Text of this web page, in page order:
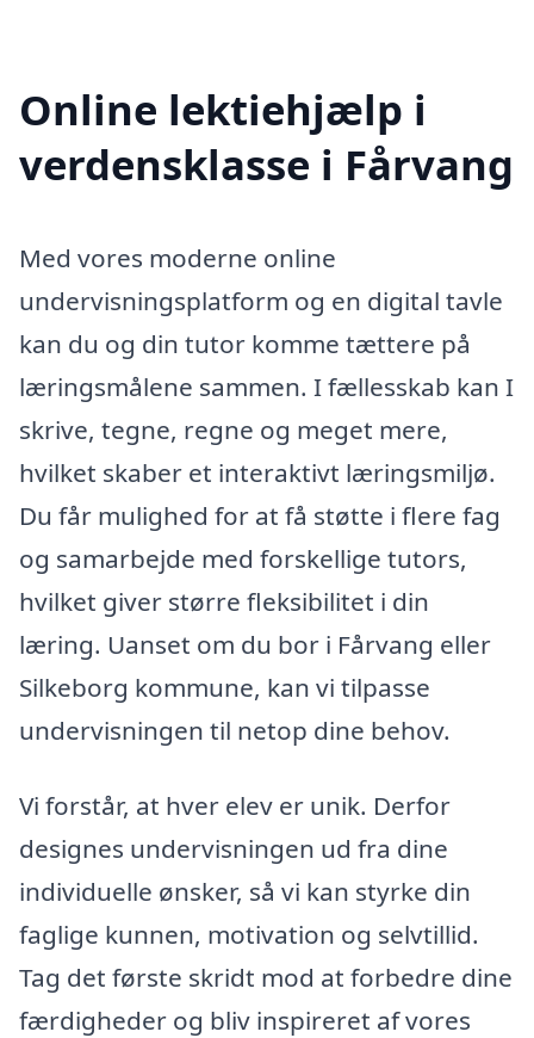
Online lektiehjælp i
verdensklasse i Fårvang
Med vores moderne online
undervisningsplatform og en digital tavle
kan du og din tutor komme tættere på
læringsmålene sammen. I fællesskab kan I
skrive, tegne, regne og meget mere,
hvilket skaber et interaktivt læringsmiljø.
Du får mulighed for at få støtte i flere fag
og samarbejde med forskellige tutors,
hvilket giver større fleksibilitet i din
læring. Uanset om du bor i Fårvang eller
Silkeborg kommune, kan vi tilpasse
undervisningen til netop dine behov.
Vi forstår, at hver elev er unik. Derfor
designes undervisningen ud fra dine
individuelle ønsker, så vi kan styrke din
faglige kunnen, motivation og selvtillid.
Tag det første skridt mod at forbedre dine
færdigheder og bliv inspireret af vores